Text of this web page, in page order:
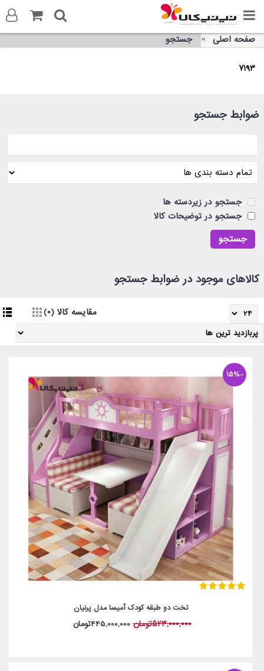
صفحه اصلی جستجو
7193
ضوابط جستجو
جستجو در زیردسته ها
جستجو در توضیحات کالا
کالاهای موجود در ضوابط جستجو
مقایسه کالا (0)
-15%
تخت دو طبقه کودک آمیسا مدل پرنیان
523,000,000تومان 445,000,000تومان